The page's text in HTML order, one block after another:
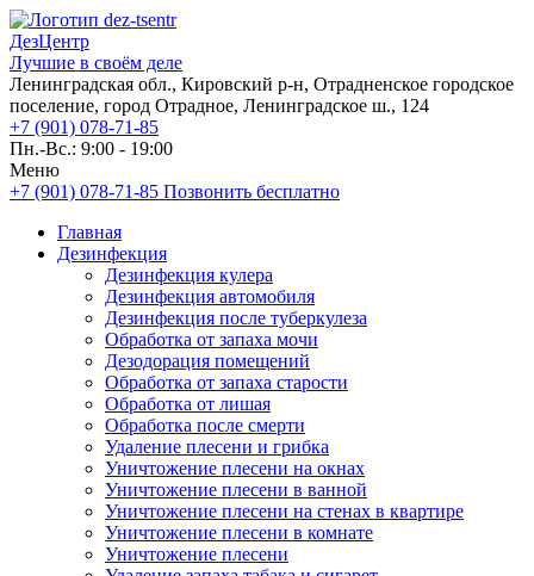
ДезЦентр
Лучшие в своём деле
Ленинградская обл., Кировский р-н, Отрадненское городское
поселение, город Отрадное, Ленинградское ш., 124
+7 (901) 078-71-85
Пн.-Вс.: 9:00 - 19:00
Меню
+7 (901) 078-71-85 Позвонить бесплатно
Главная
Дезинфекция
Дезинфекция кулера
Дезинфекция автомобиля
Дезинфекция после туберкулеза
Обработка от запаха мочи
Дезодорация помещений
Обработка от запаха старости
Обработка от лишая
Обработка после смерти
Удаление плесени и грибка
Уничтожение плесени на окнах
Уничтожение плесени в ванной
Уничтожение плесени на стенах в квартире
Уничтожение плесени в комнате
Уничтожение плесени